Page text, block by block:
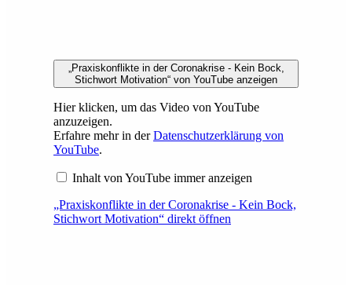
„Praxiskonflikte in der Coronakrise - Kein Bock,
Stichwort Motivation“ von YouTube anzeigen
Hier klicken, um das Video von YouTube
anzuzeigen.
Erfahre mehr in derDatenschutzerklärung von
YouTube.
Inhalt von YouTube immer anzeigen
„Praxiskonflikte in der Coronakrise - Kein Bock,
Stichwort Motivation“ direkt öffnen